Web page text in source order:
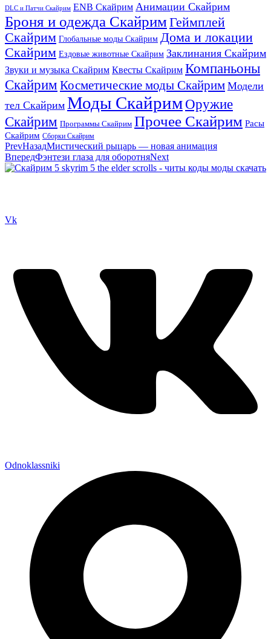
DLC и Патчи Скайрим ENB Скайрим Анимации Скайрим
Броня и одежда СкайримГеймплей
Скайрим Глобальные моды Скайрим Дома и локации
Скайрим Ездовые животные Скайрим Заклинания Скайрим
Звуки и музыка Скайрим Квесты Скайрим Компаньоны
Скайрим Косметические моды Скайрим Модели
тел Скайрим Моды Скайрим Оружие
Скайрим Программы Скайрим Прочее Скайрим Расы
Скайрим Сборки Скайрим
PrevНазадМистический рыцарь — новая анимация
ВпередФэнтези глаза для оборотняNext
Vk
Odnoklassniki